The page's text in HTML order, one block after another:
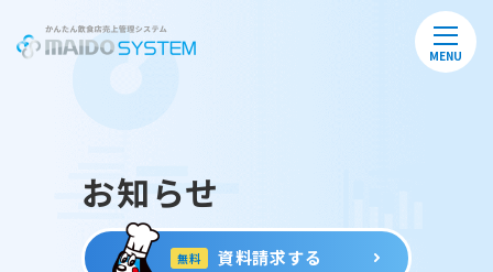
MENU
お知らせ
無料 資料請求する